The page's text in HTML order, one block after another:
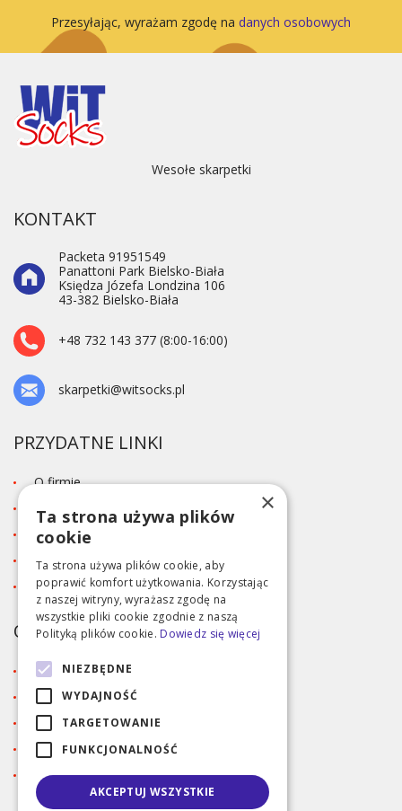
Przesyłając, wyrażam zgodę na danych osobowych
Wesołe skarpetki
KONTAKT
Packeta 91951549
Panattoni Park Bielsko-Biała
Księdza Józefa Londzina 106
43-382 Bielsko-Biała
+48 732 143 377 (8:00-16:00)
skarpetki@witsocks.pl
PRZYDATNE LINKI
O firmie
Blog
Kontakt
Tabela rozmiarów
Polityka prywatności RODO
OBSŁUGA KLIENTA
Regulamin
Dostawa i metody płatności
Reklamacja
Zaloguj się
Rejestracja
×
Ta strona używa plików
cookie
Ta strona używa plików cookie, aby
poprawić komfort użytkowania. Korzystając
z naszej witryny, wyrażasz zgodę na
wszystkie pliki cookie zgodnie z naszą
Polityką plików cookie. Dowiedz się więcej
NIEZBĘDNE
WYDAJNOŚĆ
TARGETOWANIE
FUNKCJONALNOŚĆ
AKCEPTUJ WSZYSTKIE